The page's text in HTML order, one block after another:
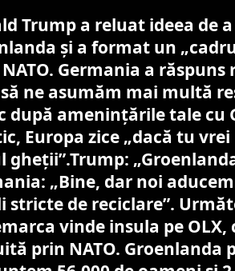
Trump a reluat ideea de
și a format un
Germania a răspuns
ne asumăm mai multă
după amenințările tale cu
Europa zice „dacă tu
gheții”.Trump:
„Bine, dar noi
stricte de reciclare”.
vinde insula pe OLX,
prin NATO. Groenlanda